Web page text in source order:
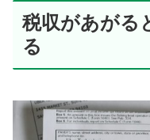
税収があがる
る